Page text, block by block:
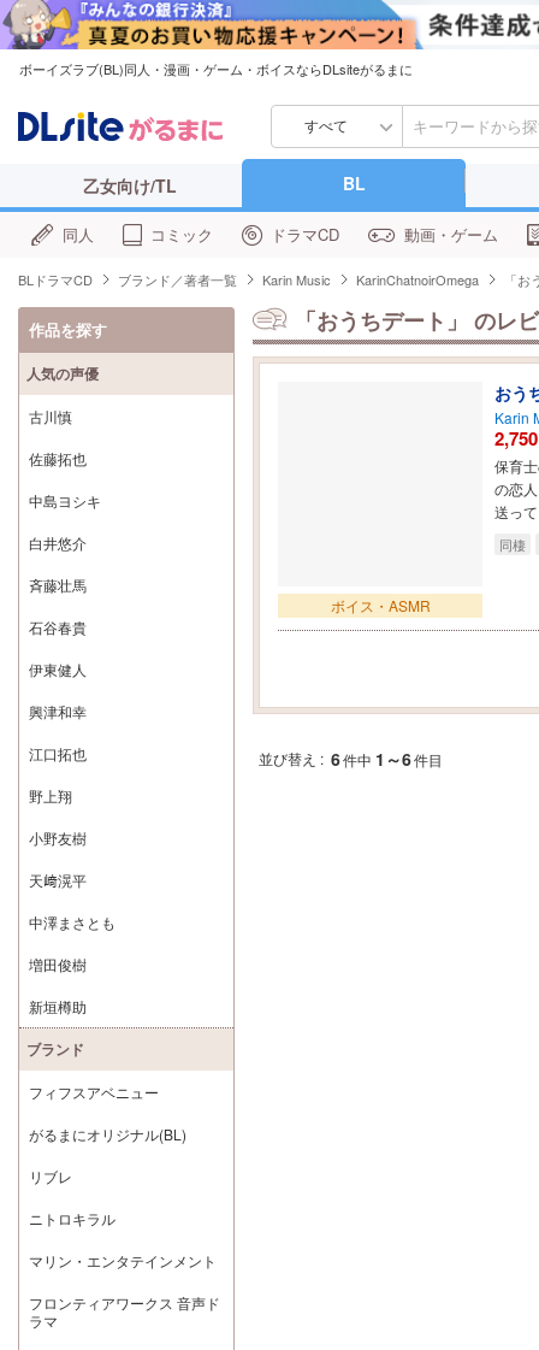
ボーイズラブ(BL)同人・漫画・ゲーム・ボイスならDLsiteがるまに
すべて
乙女向け/TL BL
同人 コミック ドラマCD 動画・ゲーム
BLドラマCD ブランド／著者一覧 Karin Music KarinChatnoirOmega 「
「おうちデート」 のレ
ボイス・ASMR
おう
Karin
2,750
保育
の恋
送っ
同棲
並び替え : 6件中 1～6件目
作品を探す
人気の声優
古川慎
佐藤拓也
中島ヨシキ
白井悠介
斉藤壮馬
石谷春貴
伊東健人
興津和幸
江口拓也
野上翔
小野友樹
天﨑滉平
中澤まさとも
増田俊樹
新垣樽助
ブランド
フィフスアベニュー
がるまにオリジナル(BL)
リブレ
ニトロキラル
マリン・エンタテインメント
フロンティアワークス 音声ド
ラマ